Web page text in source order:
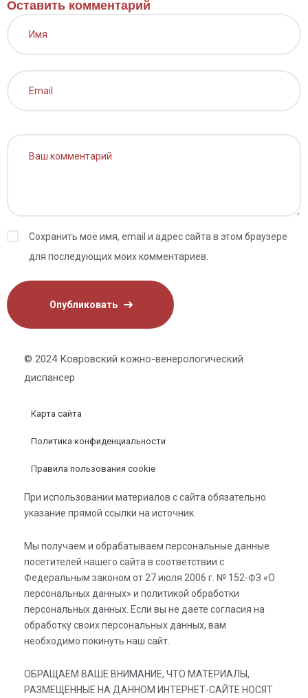
Оставить комментарий
Сохранить моё имя, email и адрес сайта в этом браузере
для последующих моих комментариев.
© 2024 Ковровский кожно-венерологический
диспансер
Карта сайта
Политика конфиденциальности
Правила пользования cookie
При использовании материалов с сайта обязательно
указание прямой ссылки на источник.
Мы получаем и обрабатываем персональные данные
посетителей нашего сайта в соответствии с
Федеральным законом от 27 июля 2006 г. № 152-ФЗ «О
персональных данных» и политикой обработки
персональных данных. Если вы не даете согласия на
обработку своих персональных данных, вам
необходимо покинуть наш сайт.
ОБРАЩАЕМ ВАШЕ ВНИМАНИЕ, ЧТО МАТЕРИАЛЫ,
РАЗМЕЩЕННЫЕ НА ДАННОМ ИНТЕРНЕТ-САЙТЕ НОСЯТ